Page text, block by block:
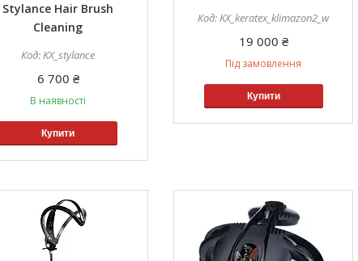
Stylance Hair Brush
Cleaning
KX_stylance
6 700 ₴
В наявності
Купити
KX_keratex_klimazon2_w
19 000 ₴
Під замовлення
Купити